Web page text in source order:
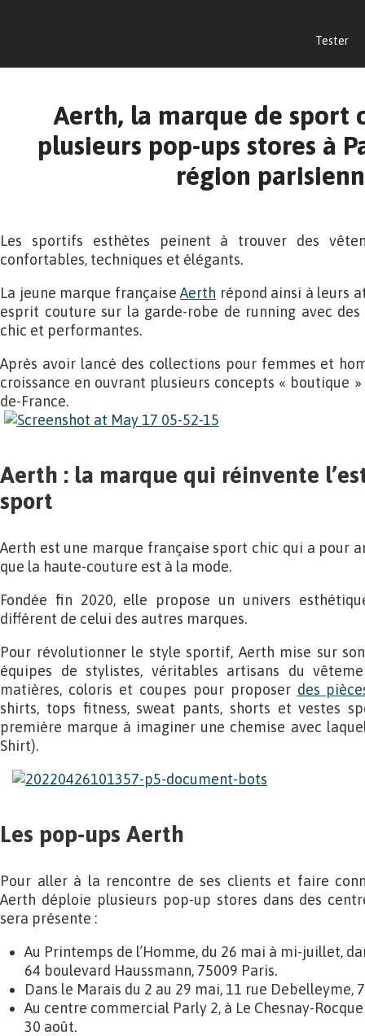
Tester
Aerth, la marque de sport
plusieurs pop-ups stores à
région
Les sportifs esthètes peinent à trouver des
confortables, techniques et élégants.
La jeune marque françaiseAerth répond ainsi à leurs
esprit couture sur la garde-robe de running avec des
chic et performantes.
Après avoir lancé des collections pour femmes et
croissance en ouvrant plusieurs concepts « boutique
de-France.
Aerth : la marque qui réinvente
sport
Aerth est une marque française sport chic qui a pour
que la haute-couture est à la mode.
Fondée fin 2020, elle propose un univers
différent de celui des autres marques.
Pour révolutionner le style sportif, Aerth mise sur
équipes de stylistes, véritables artisans du
matières, coloris et coupes pour proposer des
shirts, tops fitness, sweat pants, shorts et vestes
première marque à imaginer une chemise avec
Shirt).
Les pop-ups Aerth
Pour aller à la rencontre de ses clients et faire
Aerth déploie plusieurs pop-up stores dans des
sera présente :
Au Printemps de l’Homme, du 26 mai à mi-juillet,
64 boulevard Haussmann, 75009 Paris.
Dans le Marais du 2 au 29 mai, 11 rue Debelleyme,
Au centre commercial Parly 2, à Le Chesnay-
30 août.